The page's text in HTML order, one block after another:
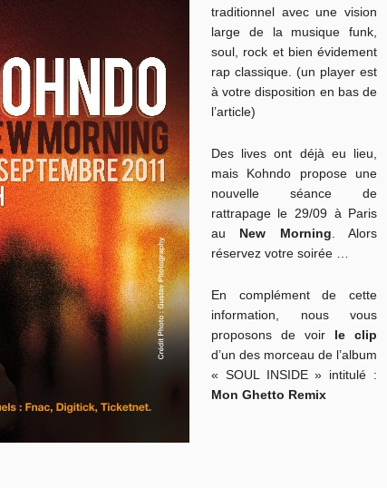
traditionnel avec une vision
large de la musique funk,
soul, rock et bien évidement
rap classique. (un player est
à votre disposition en bas de
l’article)
Des lives ont déjà eu lieu,
mais Kohndo propose une
nouvelle séance de
rattrapage le 29/09 à Paris
au New Morning . Alors
réservez votre soirée …
En complément de cette
information, nous vous
proposons de voir le clip
d’un des morceau de l’album
« SOUL INSIDE » intitulé :
Mon Ghetto Remix